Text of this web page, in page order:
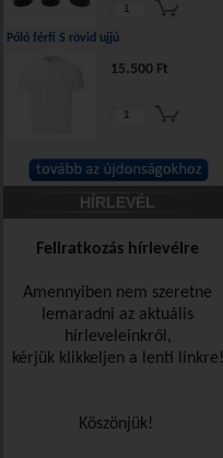
Póló férfi S rövid ujjú
15.500 Ft
HÍRLEVÉL
Feliratkozás hírlevélre
Amennyiben nem szeretne
lemaradni az aktuális
hírleveleinkről,
kérjük klikkeljen a lenti linkre!
Köszönjük!